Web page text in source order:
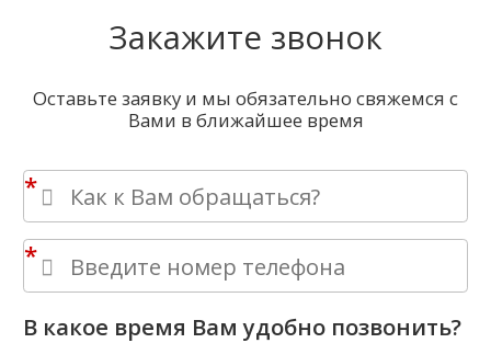
Закажите звонок
Оставьте заявку и мы обязательно свяжемся с
Вами в ближайшее время
*
*
В какое время Вам удобно позвонить?